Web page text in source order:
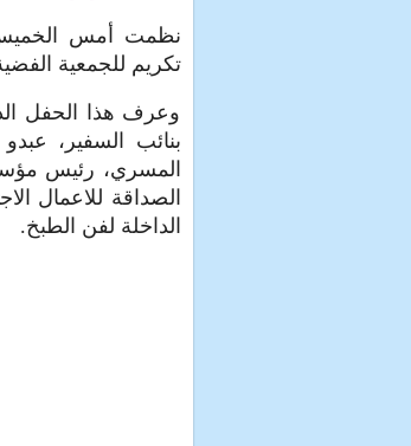
نظمت أمس الخميس،
تكريم للجمعية
وعرف هذا الحفل
بنائب السفير،
المسري، رئيس
الصداقة للاعمال
الداخلة لفن الطبخ.